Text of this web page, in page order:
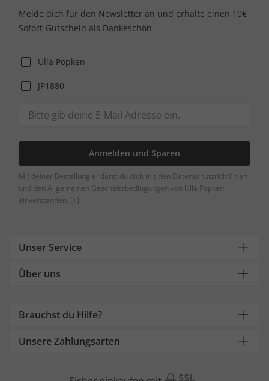
Melde dich für den Newsletter an und erhalte einen 10€
Sofort-Gutschein als Dankeschön
Ulla Popken
JP1880
Anmelden und Sparen
Mit deiner Bestellung erklärst du dich mit den Datenschutzrichtlinien
und den Allgemeinen Geschäftsbedingungen von Ulla Popken
einverstanden. [+]
Unser Service
Über uns
Brauchst du Hilfe?
Unsere Zahlungsarten